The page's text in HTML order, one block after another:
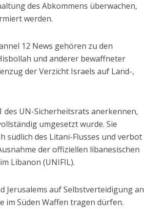
des Abkommens überwachen,
werden.
12 News gehören zu den
und anderer bewaffneter
der Verzicht Israels auf Land-,
des UN-Sicherheitsrats anerkennen,
umgesetzt wurde. Sie
des Litani-Flusses und verbot
der offiziellen libanesischen
Libanon (UNIFIL).
Jerusalems auf Selbstverteidigung an
im Süden Waffen tragen dürfen.